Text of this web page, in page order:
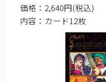
価格：2,640円(税込)
内容：カード12枚